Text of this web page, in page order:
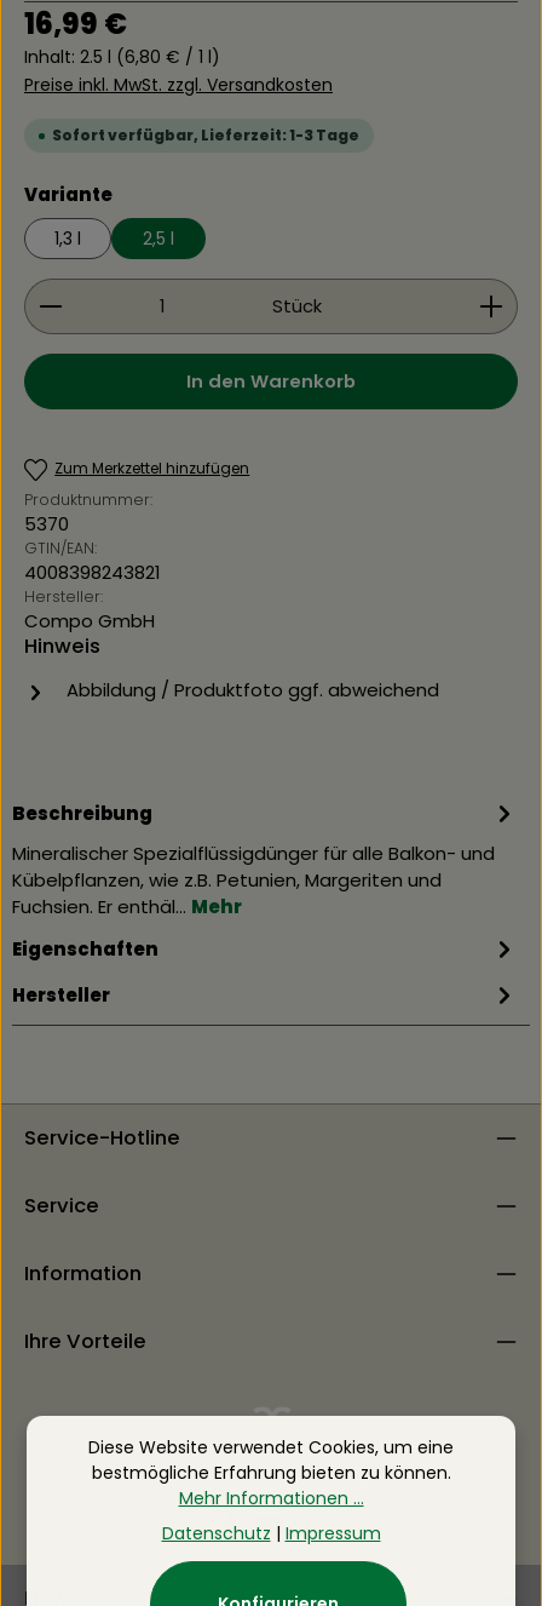
Regulärer Preis:
16,99 €
Inhalt: 2.5 l (6,80 € / 1 l)
Preise inkl. MwSt. zzgl. Versandkosten
Sofort verfügbar, Lieferzeit: 1-3 Tage
Varianteauswählen
1,3 l 2,5 l
Produkt Anzahl: Gib den gewünschten Wert
Stück
In den Warenkorb
Zum Merkzettel hinzufügen
Produktnummer:
5370
GTIN/EAN:
4008398243821
Hersteller:
Compo GmbH
Hinweis
Abbildung / Produktfoto ggf. abweichend
Beschreibung
Mineralischer Spezialflüssigdünger für alle Balkon- und
Kübelpflanzen, wie z.B. Petunien, Margeriten und
Fuchsien. Er enthäl… Mehr
Eigenschaften
Hersteller
Service-Hotline
Service
Information
Ihre Vorteile
Newsletter
Diese Website verwendet Cookies, um eine
bestmögliche Erfahrung bieten zu können.
Mehr Informationen ...
Datenschutz | Impressum